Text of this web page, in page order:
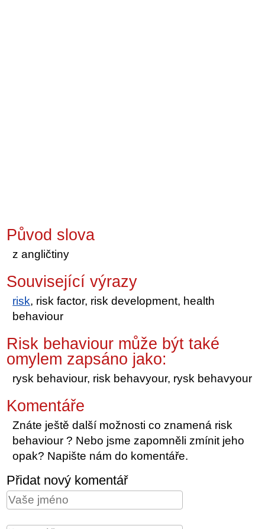
Původ slova
z angličtiny
Související výrazy
risk, risk factor, risk development, health
behaviour
Risk behaviour může být také
omylem zapsáno jako:
rysk behaviour, risk behavyour, rysk behavyour
Komentáře
Znáte ještě další možnosti co znamená risk
behaviour ? Nebo jsme zapomněli zmínit jeho
opak? Napište nám do komentáře.
Přidat nový komentář